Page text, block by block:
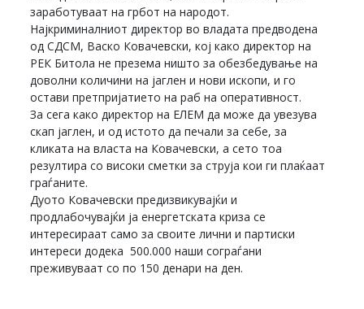
заработуваат на грбот на народот.
Најкриминалниот директор во владата предводена
од СДСМ, Васко Ковачевски, кој како директор на
РЕК Битола не презема ништо за обезбедување на
доволни количини на јаглен и нови ископи, и го
остави претпријатието на раб на оперативност.
За сега како директор на ЕЛЕМ да може да увезува
скап јаглен, и од истото да печали за себе, за
кликата на власта на Ковачевски, а сето тоа
резултира со високи сметки за струја кои ги плаќаат
граѓаните.
Дуото Ковачевски предизвикувајќи и
продлабочувајќи ја енергетската криза се
интересираат само за своите лични и партиски
интереси додека 500.000 наши сограѓани
преживуваат со по 150 денари на ден.